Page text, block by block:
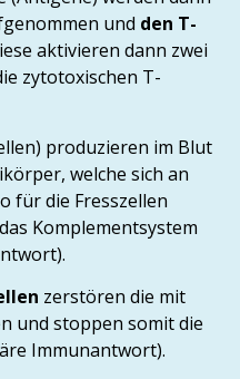
und den T-
aktivieren dann zwei
zytotoxischen T-
produzieren im Blut
welche sich an
für die Fresszellen
Komplementsystem
zerstören die mit
und stoppen somit die
Immunantwort).